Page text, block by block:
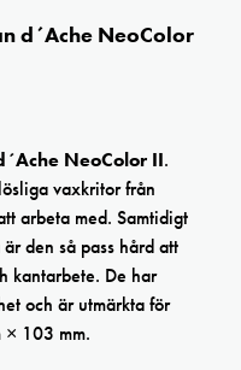
d´Ache NeoColor
NeoColor II.
vaxkritor från
arbeta med. Samtidigt
den så pass hård att
kantarbete. De har
och är utmärkta för
× 103 mm.